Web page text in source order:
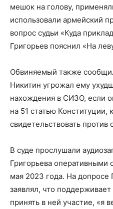
мешок на голову,
использовали армейский
вопрос судьи «Куда
Григорьев пояснил «На
Обвиняемый также
Никитин угрожал ему
нахождения в СИЗО, если
на 51 статью Конституции,
свидетельствовать против
В суде прослушали
Григорьева оперативными
мая 2023 года. На допросе
заявлял, что
принять в ней участие, «я